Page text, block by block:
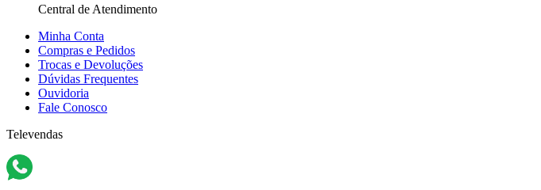
Central de Atendimento
Minha Conta
Compras e Pedidos
Trocas e Devoluções
Dúvidas Frequentes
Ouvidoria
Fale Conosco
Televendas